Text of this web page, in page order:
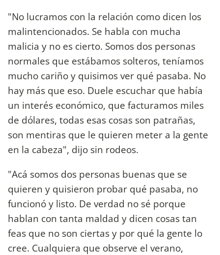
"No lucramos con la relación como dicen los
malintencionados. Se habla con mucha
malicia y no es cierto. Somos dos personas
normales que estábamos solteros, teníamos
mucho cariño y quisimos ver qué pasaba. No
hay más que eso. Duele escuchar que había
un interés económico, que facturamos miles
de dólares, todas esas cosas son patrañas,
son mentiras que le quieren meter a la gente
en la cabeza", dijo sin rodeos.
"Acá somos dos personas buenas que se
quieren y quisieron probar qué pasaba, no
funcionó y listo. De verdad no sé porque
hablan con tanta maldad y dicen cosas tan
feas que no son ciertas y por qué la gente lo
cree. Cualquiera que observe el verano,